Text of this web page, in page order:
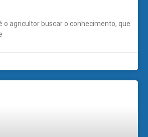
o agricultor buscar o conhecimento, que